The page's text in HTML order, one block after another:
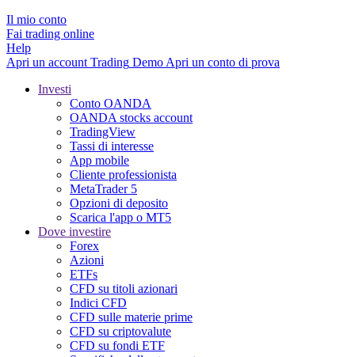
Il mio conto
Fai trading online
Help
Apri un account Trading Demo Apri un conto di prova
Investi
Conto OANDA
OANDA stocks account
TradingView
Tassi di interesse
App mobile
Cliente professionista
MetaTrader 5
Opzioni di deposito
Scarica l'app o MT5
Dove investire
Forex
Azioni
ETFs
CFD su titoli azionari
Indici CFD
CFD sulle materie prime
CFD su criptovalute
CFD su fondi ETF